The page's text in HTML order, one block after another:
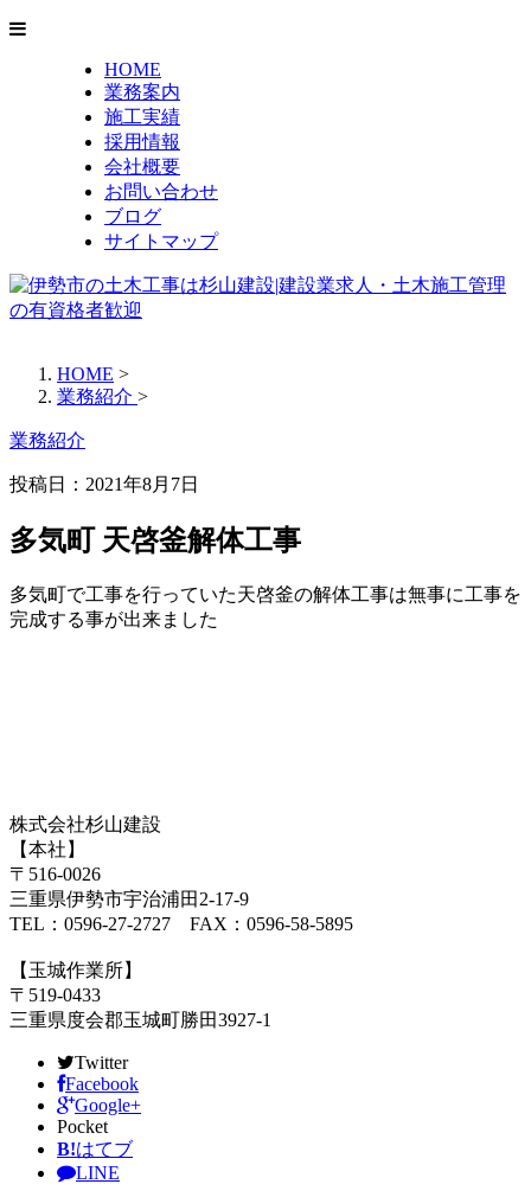
HOME
業務案内
施工実績
採用情報
会社概要
お問い合わせ
ブログ
サイトマップ
HOME >
業務紹介 >
業務紹介
投稿日：2021年8月7日
多気町 天啓釜解体工事
多気町で工事を行っていた天啓釜の解体工事は無事に工事を
完成する事が出来ました
株式会社杉山建設
【本社】
〒516-0026
三重県伊勢市宇治浦田2-17-9
TEL：0596-27-2727 FAX：0596-58-5895
【玉城作業所】
〒519-0433
三重県度会郡玉城町勝田3927-1
Twitter
Facebook
Google+
Pocket
B!はてブ
LINE